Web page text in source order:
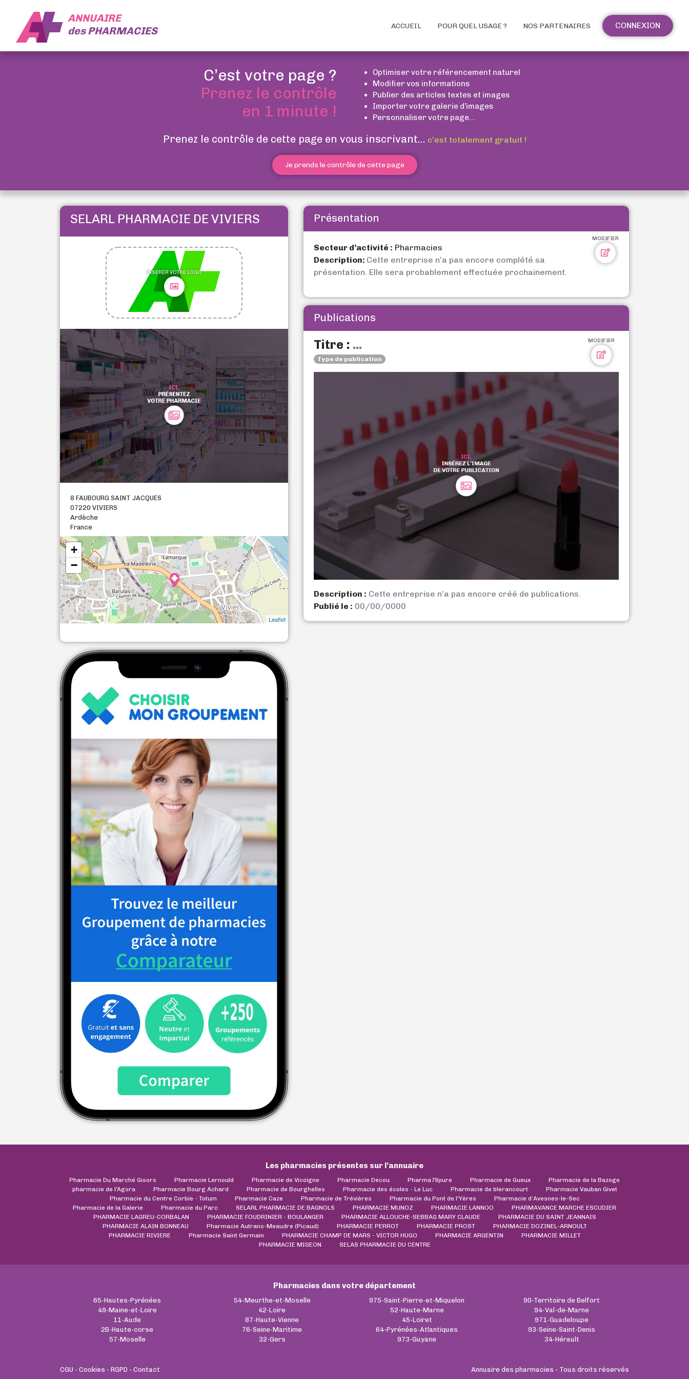
ANNUAIRE
desPHARMACIES ACCUEIL POUR QUEL USAGE ? NOS PARTENAIRES CONNEXION
C’est votre page ?
Prenez le contrôle
en 1 minute !
Optimiser votre référencement naturel
Modifier vos informations
Publier des articles textes et images
Importer votre galerie d’images
Personnaliser votre page...
Prenez le contrôle de cette page en vous inscrivant... c’est totalement gratuit !
Je prends le contrôle de cette page
SELARL PHARMACIE DE VIVIERS
INSÉRER VOTRE LOGO
8 FAUBOURG SAINT JACQUES
07220 VIVIERS
Ardèche
France
+
−
Leaflet
Présentation
MODIFIER
Secteur d’activité : Pharmacies
Description: Cette entreprise n’a pas encore complété sa
présentation. Elle sera probablement effectuée prochainement.
Publications
MODIFIER
Titre : ...
Type de publication
Description : Cette entreprise n’a pas encore créé de publications.
Publié le : 00/00/0000
Les pharmacies présentes sur l’annuaire
Pharmacie Du Marché Gisors Pharmacie Lernould Pharmacie de Vicoigne Pharmacie Decou Pharma78pure Pharmacie de Gueux
Pharmacie de la Bazoge
pharmacie de l'Agora
Pharmacie Bourg Achard Pharmacie de Bourghelles Pharmacie des écoles - Le Luc Pharmacie de blerancourt
Pharmacie Vauban Givet
Pharmacie du Centre Corbie - Totum
Pharmacie Caze Pharmacie de Trévières Pharmacie du Pont de l'Yères
Pharmacie d’Avesnes-le-Sec
Pharmacie de la Galerie
Pharmacie du Parc SELARL PHARMACIE DE BAGNOLS PHARMACIE MUNOZ PHARMACIE LANNOO
PHARMAVANCE MARCHE ESCUDIER
PHARMACIE LAGREU-CORBALAN
PHARMACIE FOUDRINIER - BOULANGER PHARMACIE ALLOUCHE-SEBBAG MARY CLAUDE
PHARMACIE DU SAINT JEANNAIS
PHARMACIE ALAIN BONNEAU
Pharmacie Autrans-Meaudre (Picaud) PHARMACIE PERROT PHARMACIE PROST
PHARMACIE DOZINEL-ARNOULT
PHARMACIE RIVIERE
Pharmacie Saint Germain PHARMACIE CHAMP DE MARS - VICTOR HUGO PHARMACIE ARGENTIN
PHARMACIE MILLET
PHARMACIE MIGEON
SELAS PHARMACIE DU CENTRE
Pharmacies dans votre département
65-Hautes-Pyrénées
49-Maine-et-Loire
11-Aude
2B-Haute-corse
57-Moselle
54-Meurthe-et-Moselle
42-Loire
87-Haute-Vienne
76-Seine-Maritime
32-Gers
975-Saint-Pierre-et-Miquelon
52-Haute-Marne
45-Loiret
64-Pyrénées-Atlantiques
973-Guyane
90-Territoire de Belfort
94-Val-de-Marne
971-Guadeloupe
93-Seine-Saint-Denis
34-Hérault
CGU - Cookies - RGPD - Contact Annuaire des pharmacies - Tous droits réservés